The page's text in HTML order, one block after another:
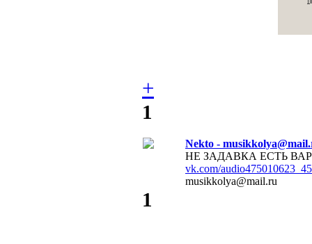
+
1
Nekto -
НЕ ЗАДАВКА ЕСТЬ
vk.com/
musikkolya@mail.ru
1